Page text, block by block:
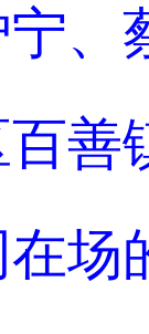
、
善
场